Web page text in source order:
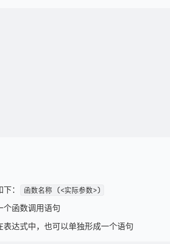
： 函数名称 (<实际参数>)
个函数调用语句
达式中，也可以单独形成一个语句